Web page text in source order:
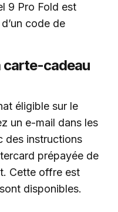
9 Pro Fold est
code de
carte-cadeau
éligible sur le
un e-mail dans les
des instructions
prépayée de
Cette offre est
disponibles.